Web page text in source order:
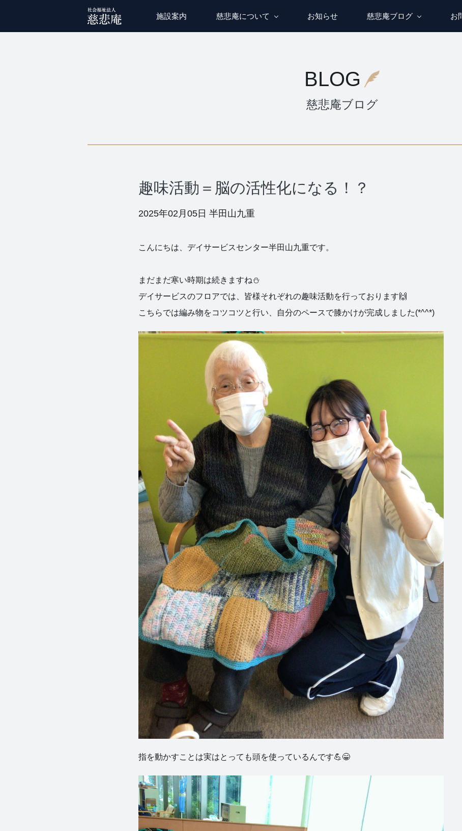
施設案内 慈悲庵について お知らせ 慈悲庵ブログ お
BLOG
慈悲庵ブログ
趣味活動＝脳の活性化になる！？
2025年02月05日 半田山九重
こんにちは、デイサービスセンター半田山九重です。
まだまだ寒い時期は続きますね⛄
デイサービスのフロアでは、皆様それぞれの趣味活動を行っております🙌
こちらでは編み物をコツコツと行い、自分のペースで膝かけが完成しました(*^^*)
指を動かすことは実はとっても頭を使っているんです💪😁